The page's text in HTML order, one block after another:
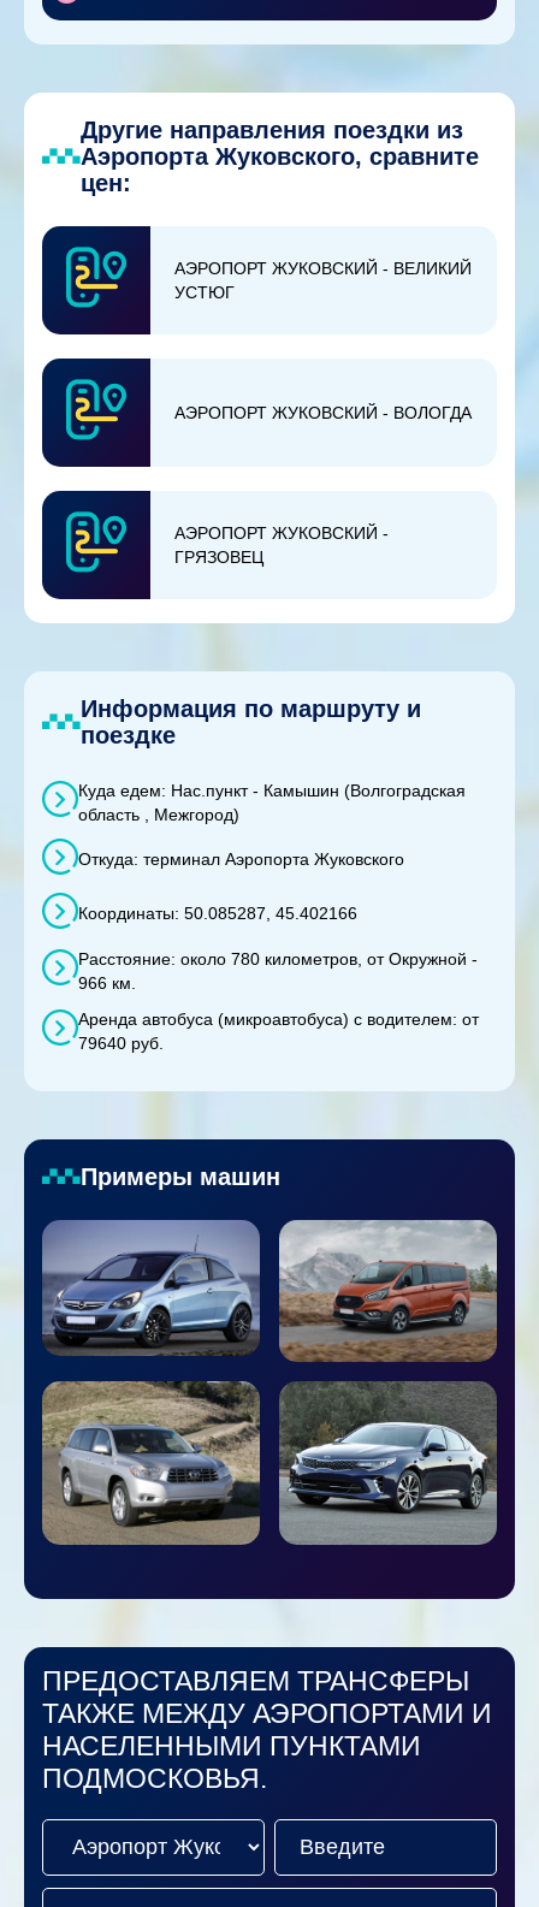
Другие направления поездки из
Аэропорта Жуковского, сравните
цен:
АЭРОПОРТ ЖУКОВСКИЙ - ВЕЛИКИЙ
УСТЮГ
АЭРОПОРТ ЖУКОВСКИЙ - ВОЛОГДА
АЭРОПОРТ ЖУКОВСКИЙ -
ГРЯЗОВЕЦ
Информация по маршруту и
поездке
Куда едем: Нас.пункт - Камышин (Волгоградская
область , Межгород)
Откуда: терминал Аэропорта Жуковского
Координаты: 50.085287, 45.402166
Расстояние: около 780 километров, от Окружной -
966 км.
Аренда автобуса (микроавтобуса) с водителем: от
79640 руб.
Примеры машин
ПРЕДОСТАВЛЯЕМ ТРАНСФЕРЫ
ТАКЖЕ МЕЖДУ АЭРОПОРТАМИ И
НАСЕЛЕННЫМИ ПУНКТАМИ
ПОДМОСКОВЬЯ.